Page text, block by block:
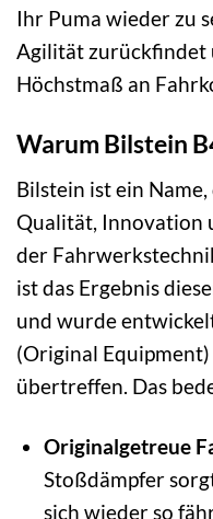
Ihr Puma wieder zu
Agilität zurückfindet
Höchstmaß an
Warum Bilstein
Bilstein ist ein
Qualität, Innovation
der
ist das Ergebnis
und wurde
(Original
übertreffen. Das
Originalgetreue
Stoßdämpfer
sich wieder so